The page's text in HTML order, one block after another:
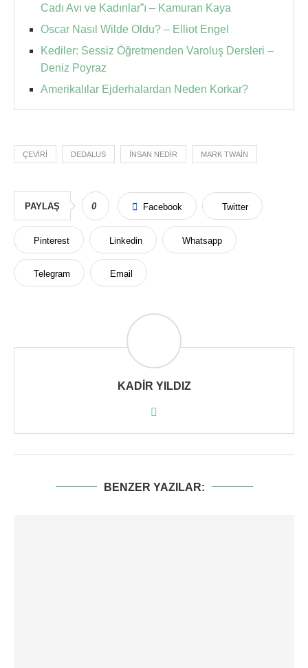
Cadı Avı ve Kadınlar”ı – Kamuran Kaya
Oscar Nasıl Wilde Oldu? – Elliot Engel
Kediler: Sessiz Öğretmenden Varoluş Dersleri –
Deniz Poyraz
Amerikalılar Ejderhalardan Neden Korkar?
ÇEVIRI DEDALUS INSAN NEDIR MARK TWAIN
PAYLAŞ 0 Facebook Twitter
Pinterest Linkedin Whatsapp
Telegram Email
KADIR YILDIZ
BENZER YAZILAR: